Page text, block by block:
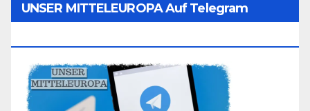
UNSER MITTELEUROPA Auf Telegram